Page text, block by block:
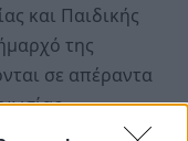
και Παιδικής
της
σε απέραντα
αφηγήσεις